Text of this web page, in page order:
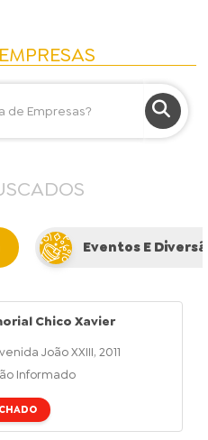
Eventos E
Chico Xavier
João XXIII, 2011
Informado